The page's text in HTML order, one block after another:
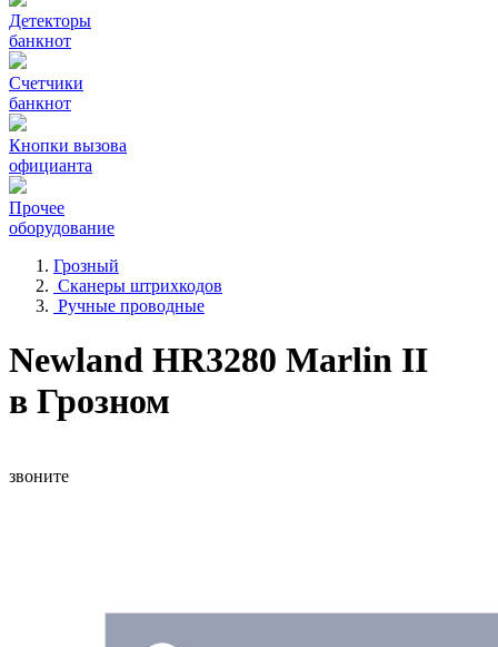
Детекторы
банкнот
Счетчики
банкнот
Кнопки вызова
официанта
Прочее
оборудование
Грозный
Сканеры штрихкодов
Ручные проводные
Newland HR3280 Marlin II
в Грозном
звоните